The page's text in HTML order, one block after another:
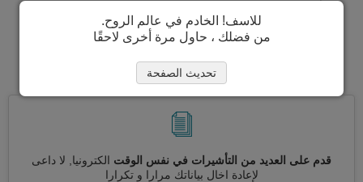
تأشيرة جزر فوكلاند تحت سقف واحد.
تسريع عملية الحصول على تأشيرة جزر
فوكلاند
قدم على العديد من التأشيرات في نفس الوقت الكترونيا, لا داعى
لإعادة اخال بياناتك مرارا و تكرارا
للاسف! الخادم في عالم الروح.
من فضلك ، حاول مرة أخرى لاحقًا
تحديث الصفحة